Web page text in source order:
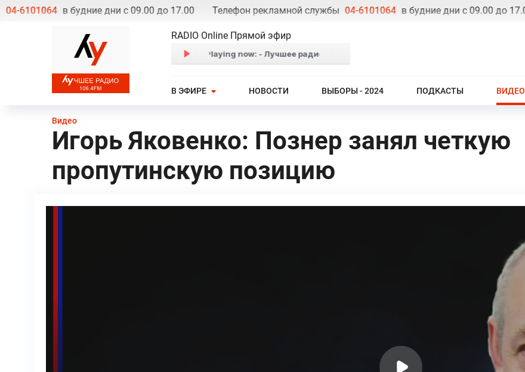
в будние дни с 09.00 до 17.00 Телефон рекламной службы 04-6101064 в будние дни с 09.00 до 17.00
RADIO Online Прямой эфир
В ЭФИРЕ НОВОСТИ ВЫБОРЫ - 2024 ПОДКАСТЫ ВИДЕО
Видео
Игорь Яковенко: Познер занял четкую
пропутинскую позицию